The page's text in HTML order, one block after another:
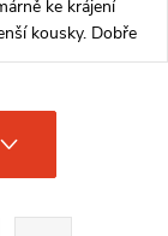
ke krájení
kousky. Dobře
částmi, jako
využít i u...